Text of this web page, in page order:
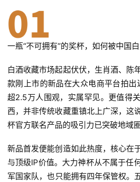
一瓶“不可拥有”的奖杯，如何被中国
白酒收藏市场起起伏伏，生肖酒、陈
款刚上市的新品在大众电商平台拍出
超2.5万人围观，实属罕见。更值得
西，并非传统收藏重镇北上广深，这
杯官方联名产品的吸引力已突破地域圈
新品首发便能创造如此热度，核心在
与顶级IP价值。大力神杯从不属于任
军国家队，也只能拥有四年保管权。